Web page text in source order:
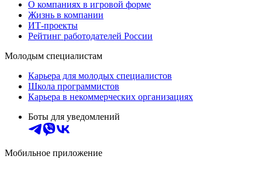
О компаниях в игровой форме
Жизнь в компании
ИТ-проекты
Рейтинг работодателей России
Молодым специалистам
Карьера для молодых специалистов
Школа программистов
Карьера в некоммерческих организациях
Боты для уведомлений
Мобильное приложение